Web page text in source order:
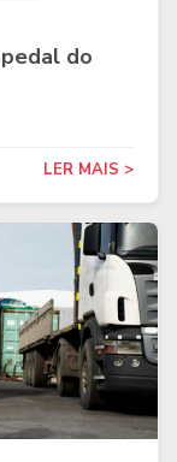
do
LER MAIS >